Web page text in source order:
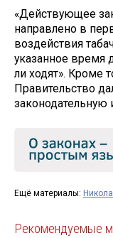
«Действующее
направлено в
воздействия
указанное время
ли ходят». Кроме
Правительство
законодательную
Ещё материалы:
Рекомендуемые